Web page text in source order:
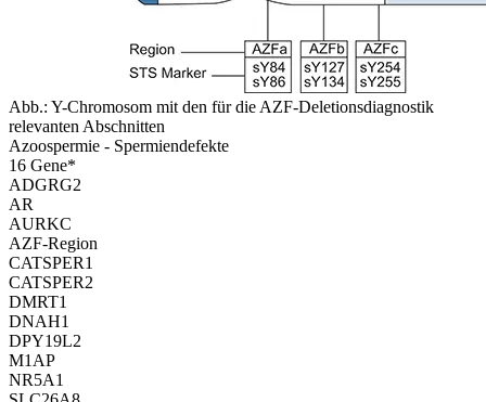
Abb.: Y-Chromosom mit den für die AZF-Deletionsdiagnostik
relevanten Abschnitten
Azoospermie - Spermiendefekte
16 Gene*
ADGRG2
AR
AURKC
AZF-Region
CATSPER1
CATSPER2
DMRT1
DNAH1
DPY19L2
M1AP
NR5A1